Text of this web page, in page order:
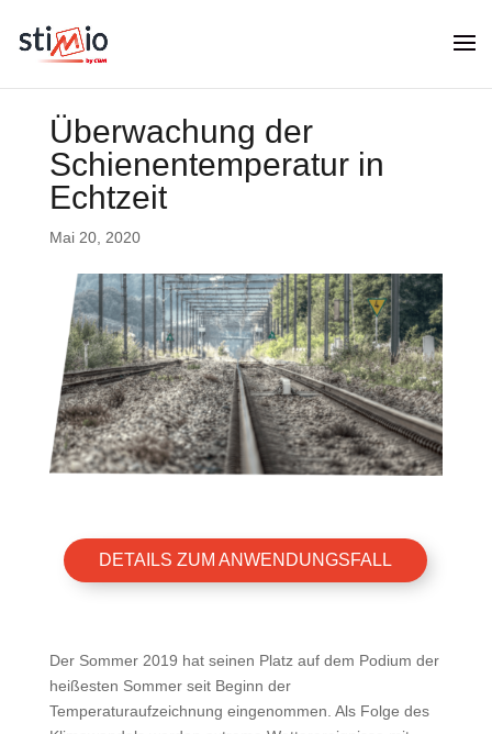
Überwachung der
Schienentemperatur in
Echtzeit
Mai 20, 2020
DETAILS ZUM ANWENDUNGSFALL
Der Sommer 2019 hat seinen Platz auf dem Podium der
heißesten Sommer seit Beginn der
Temperaturaufzeichnung eingenommen. Als Folge des